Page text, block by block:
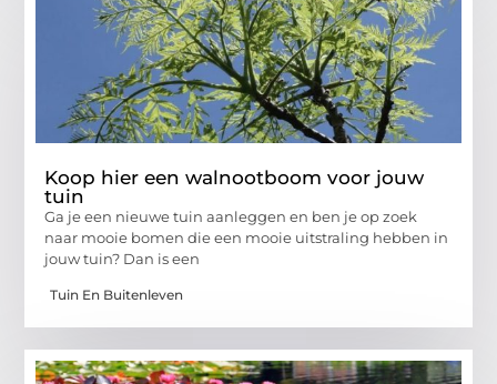
Koop hier een walnootboom voor jouw
tuin
Ga je een nieuwe tuin aanleggen en ben je op zoek
naar mooie bomen die een mooie uitstraling hebben in
jouw tuin? Dan is een
Tuin En Buitenleven